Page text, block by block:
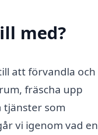
med?
att förvandla och
fräscha upp
tjänster som
vi igenom vad en